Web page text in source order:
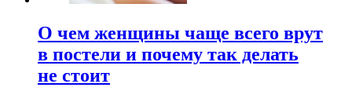
О чем женщины чаще всего врут
в постели и почему так делать
не стоит